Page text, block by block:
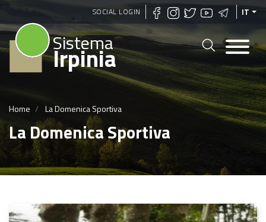
Salta
al
contenuto
principale
SOCIAL LOGIN IT
Sistema
Irpinia
Home La Domenica Sportiva
La Domenica Sportiva